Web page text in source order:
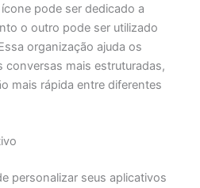
pode ser dedicado a
o outro pode ser utilizado
organização ajuda os
conversas mais estruturadas,
mais rápida entre diferentes
personalizar seus aplicativos